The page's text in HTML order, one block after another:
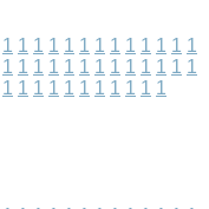
1 1 1 1 1 1 1 1 1 1 1 1 1
1 1 1 1 1 1 1 1 1 1 1 1 1
1 1 1 1 1 1 1 1 1 1 1